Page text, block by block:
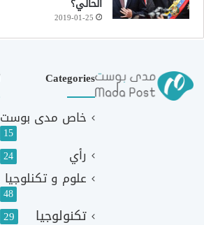
الحالي؟
2019-01-25
Categories
خاص مدى بوست
15
رأي 24
علوم و تكنلوجيا
48
تكنولوجيا 29